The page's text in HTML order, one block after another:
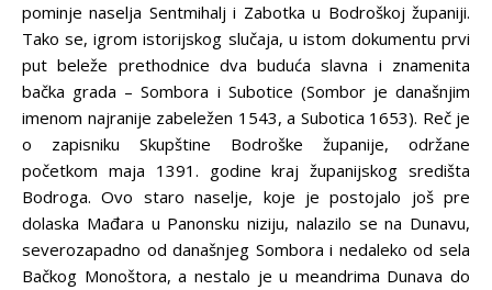
pominje naselja Sentmihalj i Zabotka u Bodroškoj županiji.
Tako se, igrom istorijskog slučaja, u istom dokumentu prvi
put beleže prethodnice dva buduća slavna i znamenita
bačka grada – Sombora i Subotice (Sombor je današnjim
imenom najranije zabeležen 1543, a Subotica 1653). Reč je
o zapisniku Skupštine Bodroške županije, održane
početkom maja 1391. godine kraj županijskog središta
Bodroga. Ovo staro naselje, koje je postojalo još pre
dolaska Mađara u Panonsku niziju, nalazilo se na Dunavu,
severozapadno od današnjeg Sombora i nedaleko od sela
Bačkog Monoštora, a nestalo je u meandrima Dunava do